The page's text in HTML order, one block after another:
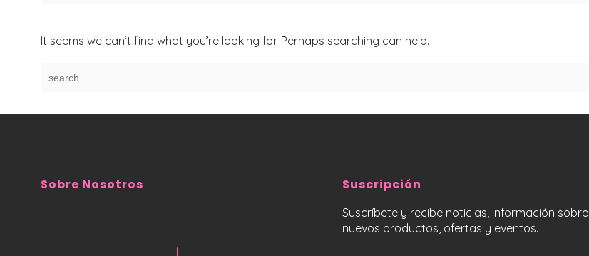
It seems we can’t find what you’re looking for. Perhaps searching can help.
Sobre Nosotros Suscripción
Suscríbete y recibe noticias, información sobre
nuevos productos, ofertas y eventos.